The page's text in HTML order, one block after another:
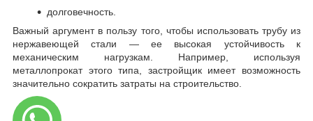
долговечность.
Важный аргумент в пользу того, чтобы использовать трубу из
нержавеющей стали — ее высокая устойчивость к
механическим нагрузкам. Например, используя
металлопрокат этого типа, застройщик имеет возможность
значительно сократить затраты на строительство.